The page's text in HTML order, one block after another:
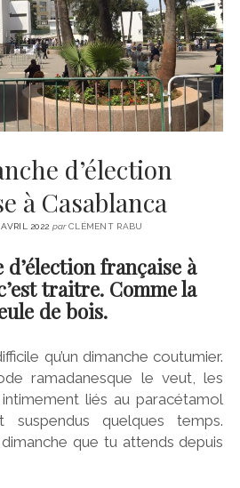
CINÉMA
LITTÉRATURE
ÉCONOMIE
SPORT
MÉDIAS
SANTÉ
instagram
emailemail-
form
d’élection
à Casablanca
2022 parCLÉMENT RABU
française à
traitre. Comme la
de bois.
qu’un dimanche coutumier.
ramadanesque le veut, les
liés au paracétamol
suspendus quelques temps.
que tu attends depuis